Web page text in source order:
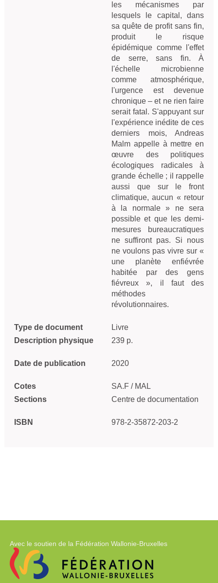
les mécanismes par
lesquels le capital, dans
sa quête de profit sans fin,
produit le risque
épidémique comme l'effet
de serre, sans fin. À
l'échelle microbienne
comme atmosphérique,
l'urgence est devenue
chronique – et ne rien faire
serait fatal. S'appuyant sur
l'expérience inédite de ces
derniers mois, Andreas
Malm appelle à mettre en
œuvre des politiques
écologiques radicales à
grande échelle ; il rappelle
aussi que sur le front
climatique, aucun « retour
à la normale » ne sera
possible et que les demi-
mesures bureaucratiques
ne suffiront pas. Si nous
ne voulons pas vivre sur «
une planète enfiévrée
habitée par des gens
fiévreux », il faut des
méthodes
révolutionnaires.
Type de document
Livre
Description physique
239 p.
Date de publication 2020
Cotes
SA.F / MAL
Sections
Centre de documentation
ISBN 978-2-35872-203-2
Avec le soutien de la Fédération Wallonie-Bruxelles